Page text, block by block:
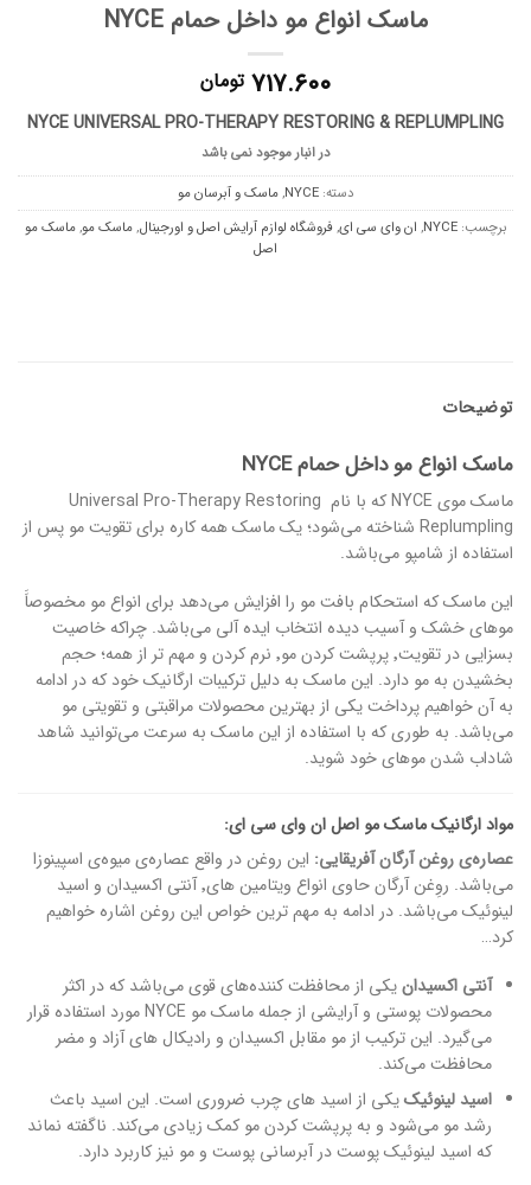
ماسک انواع مو داخل حمام NYCE
۷۱۷.۶۰۰ تومان
NYCE UNIVERSAL PRO-THERAPY RESTORING & REPLUMPLING
در انبار موجود نمی باشد
دسته:NYCE
,ماسک و آبرسان مو
برچسب:NYCE
, ان وای سی ای, فروشگاه لوازم آرایش اصل و اورجینال,ماسک مو,ماسک مو
اصل
توضیحات
ماسک انواع مو داخل حمام NYCE
ماسک موی NYCE که با نام Universal Pro-Therapy Restoring
Replumpling شناخته می‌شود؛ یک ماسک همه کاره برای تقویت مو پس از
استفاده از شامپو می‌باشد.
این ماسک که استحکام بافت مو را افزایش می‌دهد برای انواع مو مخصوصاََ
موهای خشک و آسیب دیده انتخاب ایده آلی می‌باشد. چراکه خاصیت
بسزایی در تقویت٬ پرپشت کردن مو٬ نرم کردن و مهم تر از همه؛ حجم
بخشیدن به مو دارد. این ماسک به دلیل ترکیبات ارگانیک خود که در ادامه
به آن خواهیم پرداخت یکی از بهترین محصولات مراقبتی و تقویتی مو
می‌باشد. به طوری که با استفاده از این ماسک به سرعت می‌توانید شاهد
شاداب شدن موهای خود شوید.
مواد ارگانیک ماسک مو اصل ان وای سی ای:
عصاره‌ی روغن آرگان آفریقایی: این روغن در واقع عصاره‌ی میوه‌ی اسپینوزا
می‌باشد. روِغن آرگان حاوی انواع ویتامین های٬ آنتی اکسیدان و اسید
لینوئیک می‌باشد. در ادامه به مهم ترین خواص این روغن اشاره خواهیم
کرد…
آنتی اکسیدانیکی از محافظت کننده‌های قوی می‌باشد که در اکثر
محصولات پوستی و آرایشی از جمله ماسک مو NYCE مورد استفاده قرار
می‌گیرد. این ترکیب از مو مقابل اکسیدان و رادیکال های آزاد و مضر
محافظت می‌کند.
اسید لینوئیکیکی از اسید های چرب ضروری است. این اسید باعث
رشد مو می‌شود و به پرپشت کردن مو کمک زیادی می‌کند. ناگفته نماند
که اسید لینوئیک پوست در آبرسانی پوست و مو نیز کاربرد دارد.